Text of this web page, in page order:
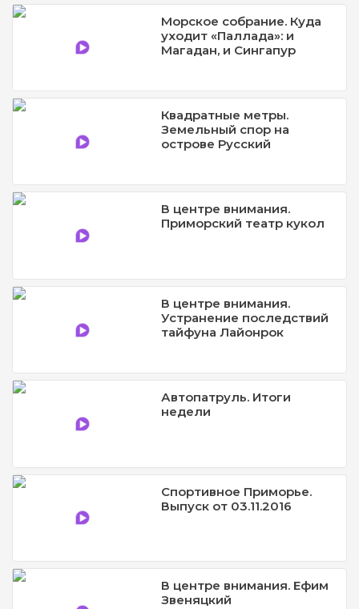
Морское собрание. Куда
уходит «Паллада»: и
Магадан, и Cингапур
Квадратные метры.
Земельный спор на
острове Русский
В центре внимания.
Приморский театр кукол
В центре внимания.
Устранение последствий
тайфуна Лайонрок
Автопатруль. Итоги
недели
Спортивное Приморье.
Выпуск от 03.11.2016
В центре внимания. Ефим
Звеняцкий